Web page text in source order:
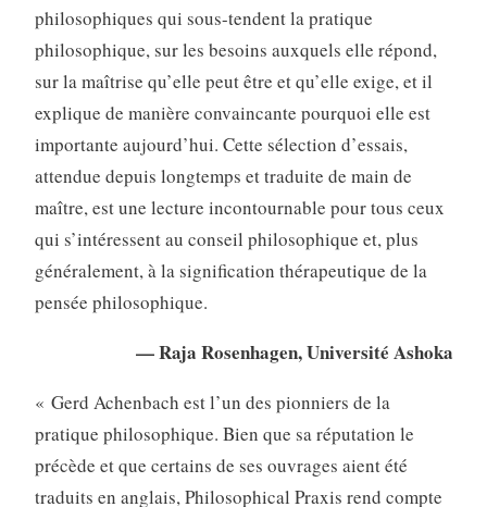
philosophiques qui sous-tendent la pratique
philosophique, sur les besoins auxquels elle répond,
sur la maîtrise qu’elle peut être et qu’elle exige, et il
explique de manière convaincante pourquoi elle est
importante aujourd’hui. Cette sélection d’essais,
attendue depuis longtemps et traduite de main de
maître, est une lecture incontournable pour tous ceux
qui s’intéressent au conseil philosophique et, plus
généralement, à la signification thérapeutique de la
pensée philosophique.
— Raja Rosenhagen, Université Ashoka
« Gerd Achenbach est l’un des pionniers de la
pratique philosophique. Bien que sa réputation le
précède et que certains de ses ouvrages aient été
traduits en anglais, Philosophical Praxis rend compte